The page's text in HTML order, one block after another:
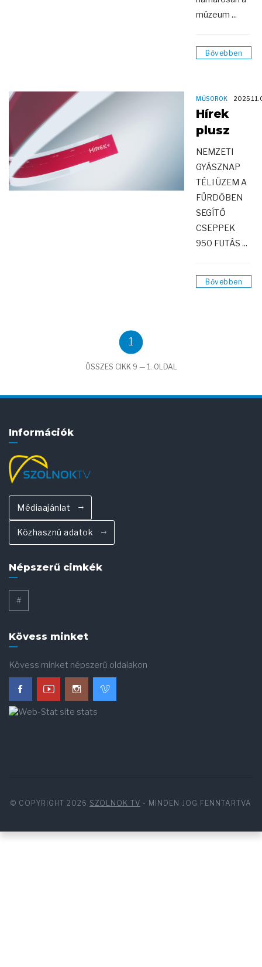
múzeum ...
Bővebben
MŰSOROK
Hírek
plusz
NEMZETI
GYÁSZNAP
TÉLI ÜZEM A
FÜRDŐBEN
SEGÍTŐ
CSEPPEK
950 FUTÁS ...
Bővebben
1
ÖSSZES CIKK 9 — 1. OLDAL
Információk
Médiaajánlat
Közhasznú adatok
Népszerű cimkék
#
Kövess minket
Kövess minket népszerű oldalakon
© COPYRIGHT 2026 SZOLNOK TV - MINDEN JOG FENNTARTVA